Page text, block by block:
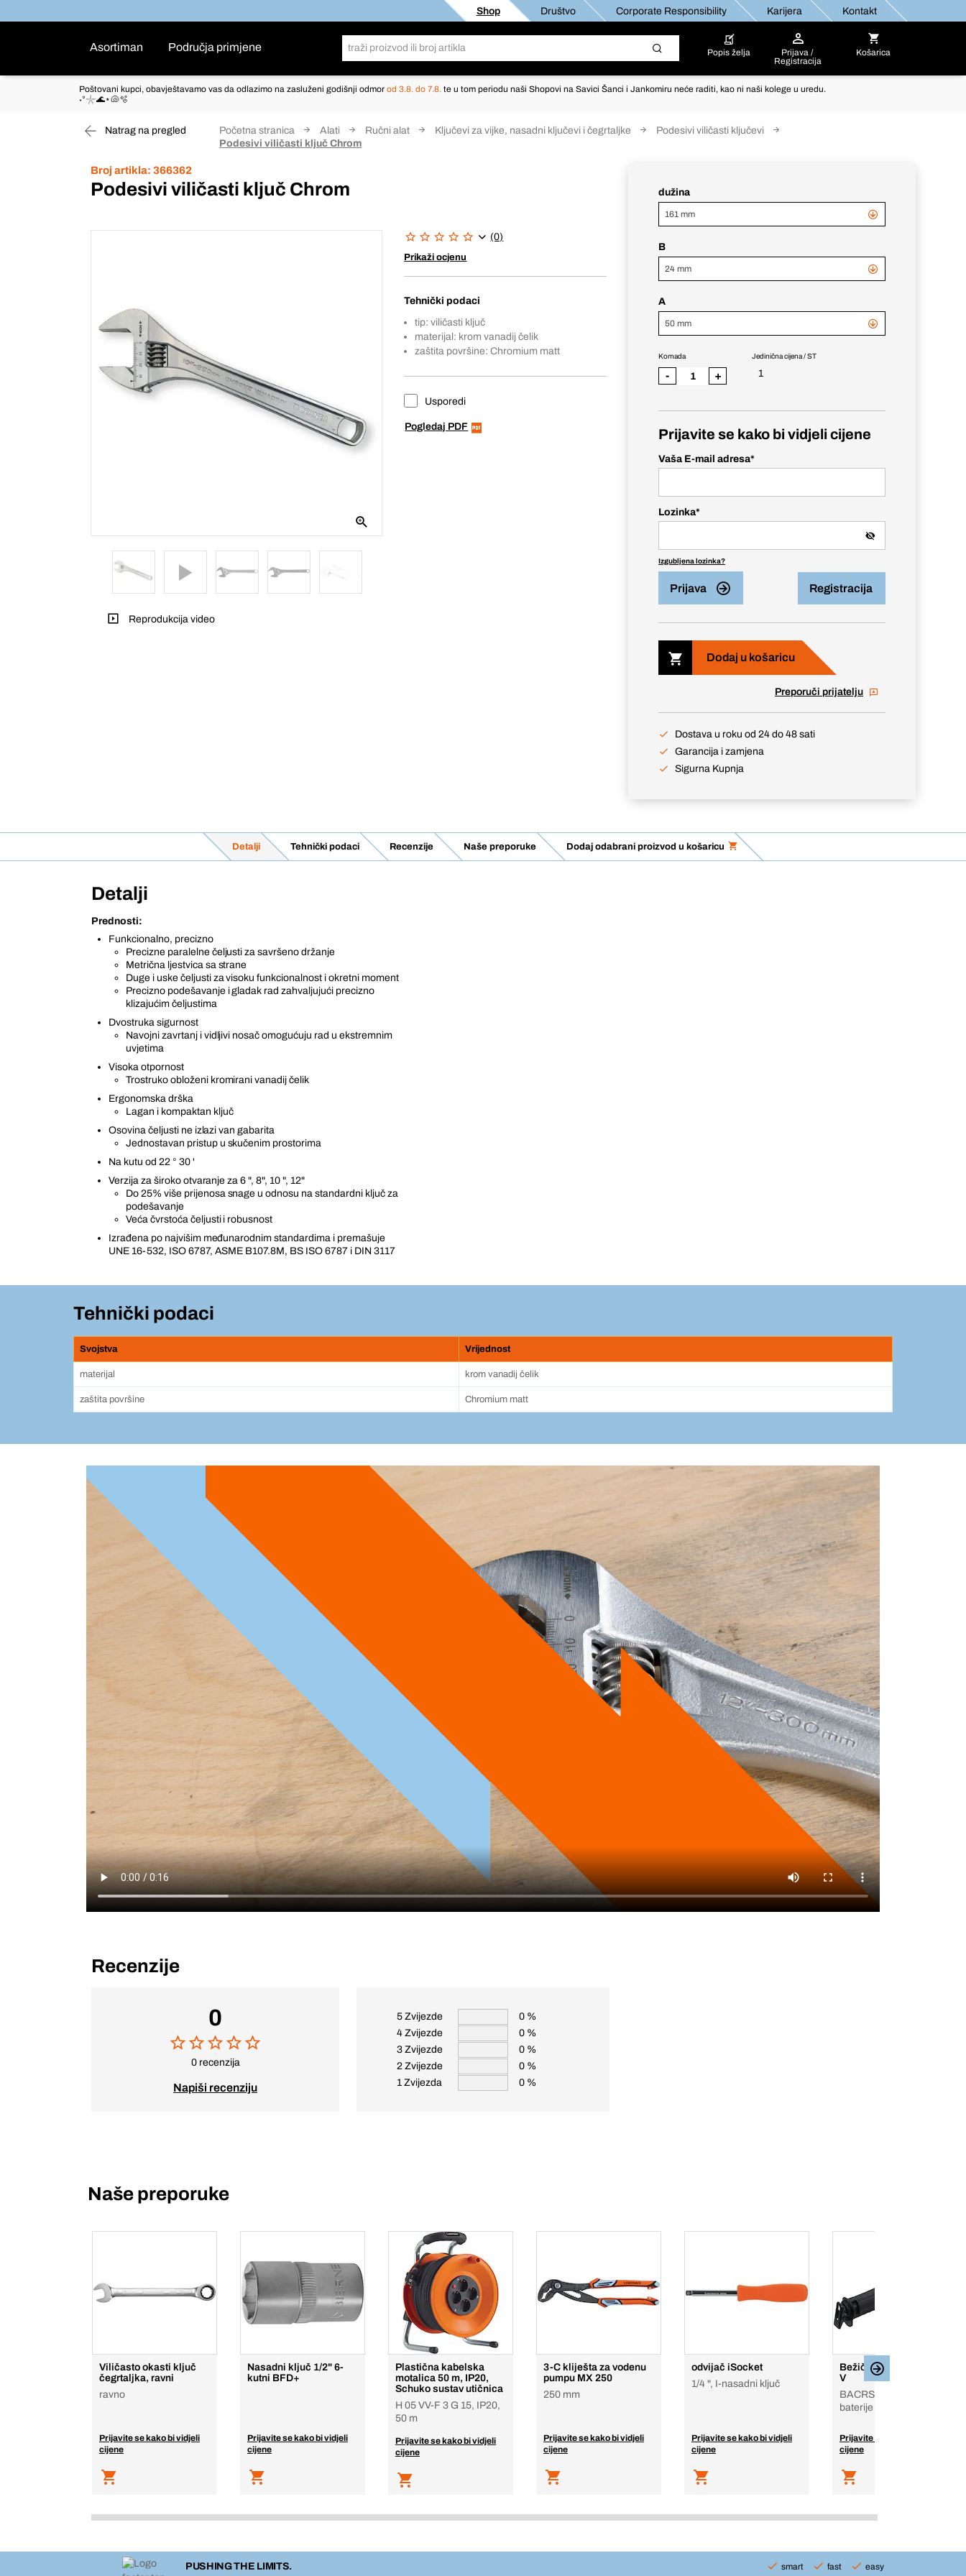
Shop Društvo Corporate Responsibility Karijera Kontakt
Asortiman Područja primjene Popis želja
Prijava /
Registracija
Košarica
Poštovani kupci, obavještavamo vas da odlazimo na zasluženi godišnji odmor od 3.8. do 7.8. te u tom periodu naši Shopovi na Savici Šanci i Jankomiru neće raditi, kao ni naši kolege u uredu.
˖°𓇼🌊⋆🐚🫧
Natrag na pregled Početna stranica Alati Ručni alat Ključevi za vijke, nasadni ključevi i čegrtaljke
Podesivi viličasti ključevi
Podesivi viličasti ključ Chrom
Broj artikla: 366362
Podesivi viličasti ključ Chrom
Reprodukcija video
(0)
Prikaži ocjenu
Tehnički podaci
tip: viličasti ključ
materijal: krom vanadij čelik
zaštita površine: Chromium matt
Usporedi
Pogledaj PDF
dužina
161 mm
B
24 mm
A
50 mm
Jedinična cijena / ST
1
Komada
- +
Prijavite se kako bi vidjeli cijene
Vaša E-mail adresa*
Lozinka*
Izgubljena lozinka?
Prijava Registracija
Dodaj u košaricu
Preporuči prijatelju
Dostava u roku od 24 do 48 sati
Garancija i zamjena
Sigurna Kupnja
Detalji Tehnički podaci Recenzije Naše preporuke Dodaj odabrani proizvod u košaricu
Detalji
Prednosti:
Funkcionalno, precizno
Precizne paralelne čeljusti za savršeno držanje
Metrična ljestvica sa strane
Duge i uske čeljusti za visoku funkcionalnost i okretni moment
Precizno podešavanje i gladak rad zahvaljujući precizno
klizajućim čeljustima
Dvostruka sigurnost
Navojni zavrtanj i vidljivi nosač omogućuju rad u ekstremnim
uvjetima
Visoka otpornost
Trostruko obloženi kromirani vanadij čelik
Ergonomska drška
Lagan i kompaktan ključ
Osovina čeljusti ne izlazi van gabarita
Jednostavan pristup u skučenim prostorima
Na kutu od 22 ° 30 '
Verzija za široko otvaranje za 6 ", 8", 10 ", 12"
Do 25% više prijenosa snage u odnosu na standardni ključ za
podešavanje
Veća čvrstoća čeljusti i robusnost
Izrađena po najvišim međunarodnim standardima i premašuje
UNE 16-532, ISO 6787, ASME B107.8M, BS ISO 6787 i DIN 3117
Tehnički podaci
Svojstva Vrijednost
materijal krom vanadij čelik
zaštita površine Chromium matt
Recenzije
0
0 recenzija
Napiši recenziju
5 Zvijezde
0 %
4 Zvijezde
0 %
3 Zvijezde
0 %
2 Zvijezde
0 %
1 Zvijezda
0 %
Naše preporuke
Viličasto okasti ključ
čegrtaljka, ravni
ravno
Prijavite se kako bi vidjeli
cijene
Nasadni ključ 1/2" 6-
kutni BFD+
Prijavite se kako bi vidjeli
cijene
Plastična kabelska
motalica 50 m, IP20,
Schuko sustav utičnica
H 05 VV-F 3 G 15, IP20,
50 m
Prijavite se kako bi vidjeli
cijene
3-C kliješta za vodenu
pumpu MX 250
250 mm
Prijavite se kako bi vidjeli
cijene
odvijač iSocket
1/4 ", I-nasadni ključ
Prijavite se kako bi vidjeli
cijene
Bežična Recipro pila 18
V
BACRS-1, karton, bez
baterije i punjača
Prijavite se kako bi vidjeli
cijene
PUSHING THE LIMITS. smart fast easy